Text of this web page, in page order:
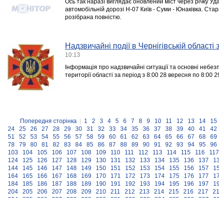
Ось так наразі виглядає оновлений міст через річку
автомобільній дорозі Н-07 Київ - Суми - Юнаківка.
розібрана повністю.
Надзвичайні події в Чернігівській
10:13
Інформація про надзвичайні ситуації та основні
території області за період з 8:00 28 вересня по 8:00
Попередня сторінка 1 2 3 4 5 6 7 8 9 10 11 12 13 14
15
24
25 26 27 28 29 30 31 32 33 34 35 36 37 38 39 40 41
42
51
52 53 54 55 56 57 58 59 60 61 62 63 64 65 66 67 68
69
78
79 80 81 82 83 84 85 86 87 88 89 90 91 92 93 94 95
96
103
104 105 106 107 108 109 110 111 112 113 114 115 116
117
124
125 126 127 128 129 130 131 132 133 134 135 136 137
144
145 146 147 148 149 150 151 152 153 154 155 156 157
164
165 166 167 168 169 170 171 172 173 174 175 176 177
184
185 186 187 188 189 190 191 192 193 194 195 196 197
204
205 206 207 208 209 210 211 212 213 214 215 216 217